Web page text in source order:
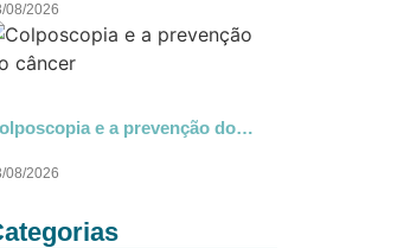
08/2026
e a prevenção do…
08/2026